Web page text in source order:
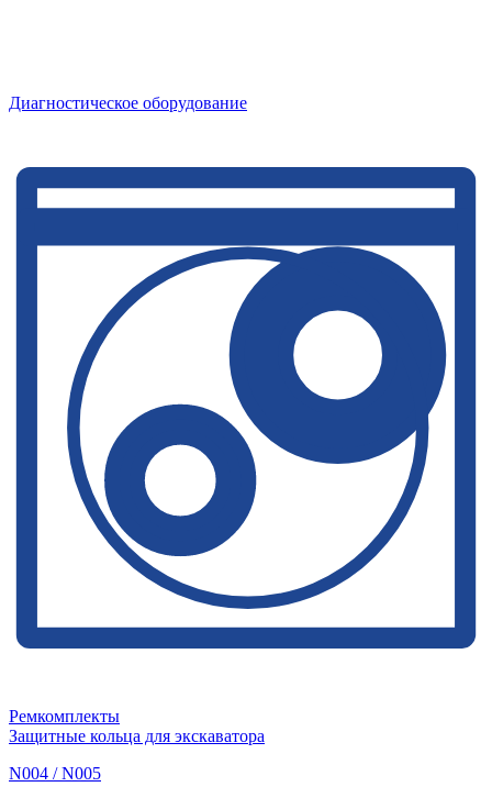
Диагностическое оборудование
Ремкомплекты
Защитные кольца для экскаватора
N004 / N005